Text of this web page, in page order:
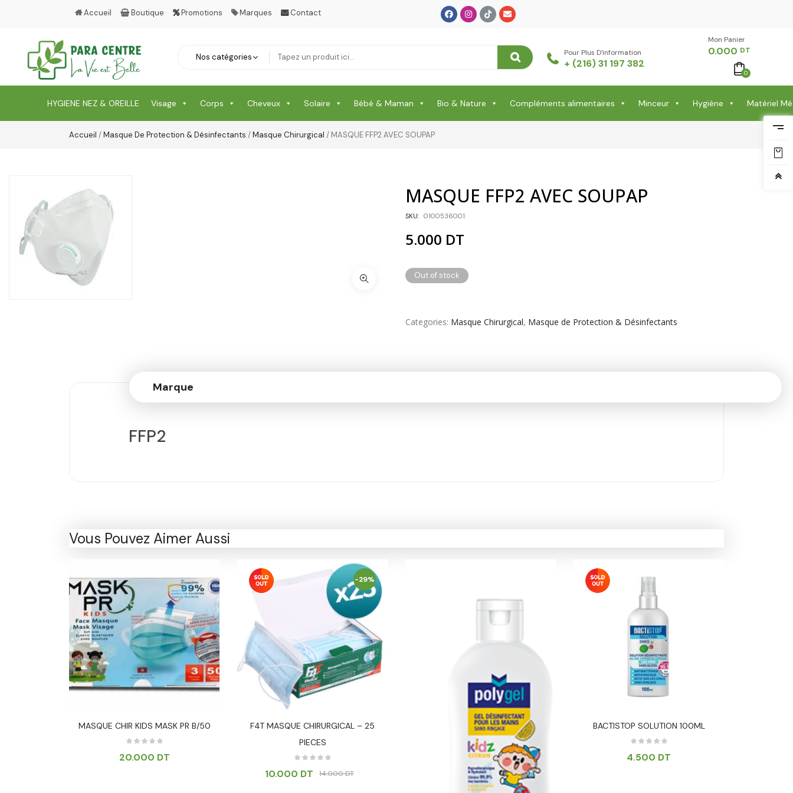
Accueil Boutique Promotions Marques Contact
Pour Plus D'information
+ (216) 31 197 382
Mon Panier -
0.000 DT
0
HYGIENE NEZ & OREILLE Visage Corps Cheveux Solaire Bébé & Maman Bio & Nature Compléments alimentaires Minceur Hygiène Matériel
Accueil /Masque De Protection & Désinfectants /Masque Chirurgical / MASQUE FFP2 AVEC SOUPAP
MASQUE FFP2 AVEC SOUPAP
SKU: 0100536001
5.000 DT
Out of stock
Categories Masque Chirurgical, Masque de Protection & Désinfectants
Marque
FFP2
Vous Pouvez Aimer Aussi
MASQUE CHIR KIDS MASK PR B/50
20.000 DT
-29%
F4T MASQUE CHIRURGICAL – 25
PIECES
14.000DT
10.000 DT
BACTISTOP SOLUTION 100ML
4.500 DT
Protection Corps
Protection Visage
Puériculture Bébé
RELAXATION & ANTI STRESS & SOMMEIL
RHUME & MAUX DE GORGE & DOULEURS
Shampooing & Masque & Aprés Shampooing
Vêtement Amincissant